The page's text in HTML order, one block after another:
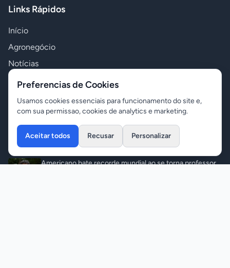
Links Rápidos
Início
Agronegócio
Notícias
Polícia
Política
Variedades
Últimas Notícias
Americano bate recorde mundial ao se torna professor
Preferencias de Cookies
Usamos cookies essenciais para funcionamento do site e,
com sua permissao, cookies de analytics e marketing.
Aceitar todos Recusar Personalizar